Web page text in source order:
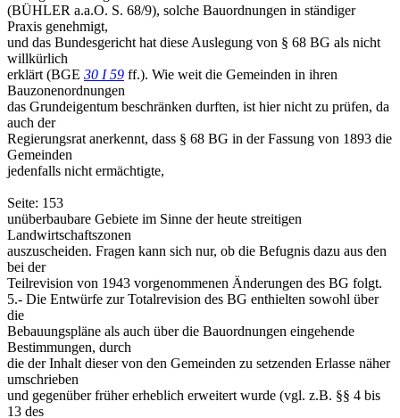
(BÜHLER a.a.O. S. 68/9), solche Bauordnungen in ständiger
Praxis genehmigt,
und das Bundesgericht hat diese Auslegung von § 68 BG als nicht
willkürlich
erklärt (BGE 30 I 59 ff.). Wie weit die Gemeinden in ihren
Bauzonenordnungen
das Grundeigentum beschränken durften, ist hier nicht zu prüfen, da
auch der
Regierungsrat anerkennt, dass § 68 BG in der Fassung von 1893 die
Gemeinden
jedenfalls nicht ermächtigte,
Seite: 153
unüberbaubare Gebiete im Sinne der heute streitigen
Landwirtschaftszonen
auszuscheiden. Fragen kann sich nur, ob die Befugnis dazu aus den
bei der
Teilrevision von 1943 vorgenommenen Änderungen des BG folgt.
5.- Die Entwürfe zur Totalrevision des BG enthielten sowohl über
die
Bebauungspläne als auch über die Bauordnungen eingehende
Bestimmungen, durch
die der Inhalt dieser von den Gemeinden zu setzenden Erlasse näher
umschrieben
und gegenüber früher erheblich erweitert wurde (vgl. z.B. §§ 4 bis
13 des